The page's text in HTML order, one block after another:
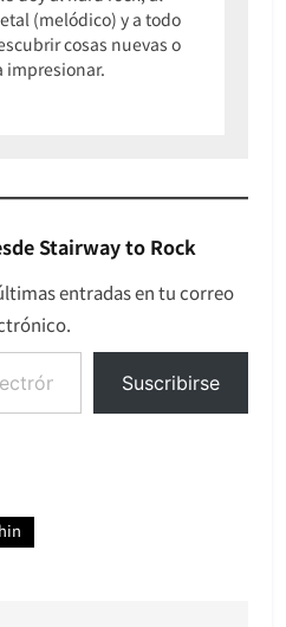
(melódico) y a todo
cosas nuevas o
impresionar.
Stairway to Rock
entradas en tu correo
Suscribirse